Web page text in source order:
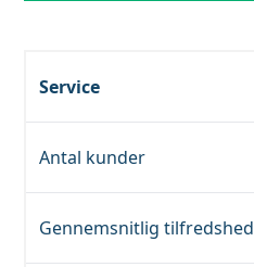
Service
Antal kunder
Gennemsnitlig tilfredshed